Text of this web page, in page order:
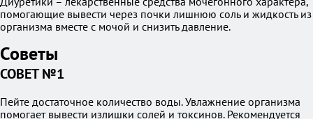
помогающие вывести через почки лишнюю соль и жидкость из
организма вместе с мочой и снизить давление.
Советы
СОВЕТ №1
Пейте достаточное количество воды. Увлажнение организма
помогает вывести излишки солей и токсинов. Рекомендуется